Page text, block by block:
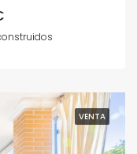
VENTA